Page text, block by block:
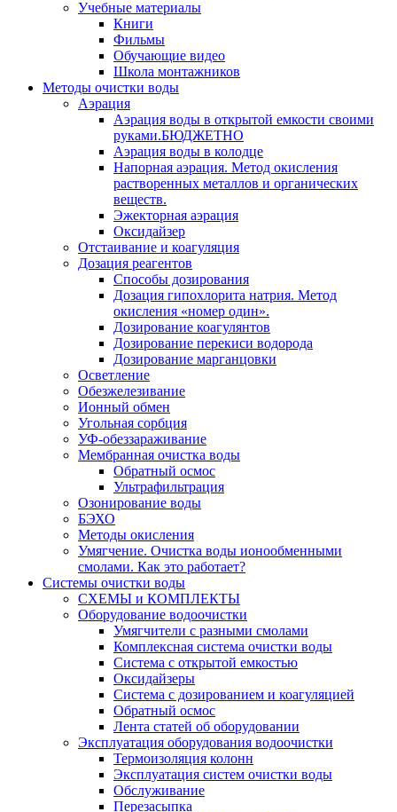
Учебные материалы
Книги
Фильмы
Обучающие видео
Школа монтажников
Методы очистки воды
Аэрация
Аэрация воды в открытой емкости своими
руками.БЮДЖЕТНО
Аэрация воды в колодце
Напорная аэрация. Метод окисления
растворенных металлов и органических
веществ.
Эжекторная аэрация
Оксидайзер
Отстаивание и коагуляция
Дозация реагентов
Способы дозирования
Дозация гипохлорита натрия. Метод
окисления «номер один».
Дозирование коагулянтов
Дозирование перекиси водорода
Дозирование марганцовки
Осветление
Обезжелезивание
Ионный обмен
Угольная сорбция
УФ-обеззараживание
Мембранная очистка воды
Обратный осмос
Ультрафильтрация
Озонирование воды
БЭХО
Методы окисления
Умягчение. Очистка воды ионообменными
смолами. Как это работает?
Системы очистки воды
СХЕМЫ и КОМПЛЕКТЫ
Оборудование водоочистки
Умягчители с разными смолами
Комплексная система очистки воды
Система с открытой емкостью
Оксидайзеры
Система с дозированием и коагуляцией
Обратный осмос
Лента статей об оборудовании
Эксплуатация оборудования водоочистки
Термоизоляция колонн
Эксплуатация систем очистки воды
Обслуживание
Перезасыпка